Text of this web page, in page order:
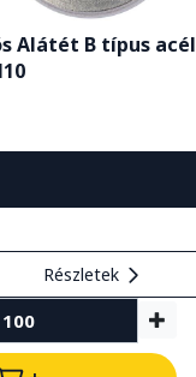
Alátét B típus acél
Részletek